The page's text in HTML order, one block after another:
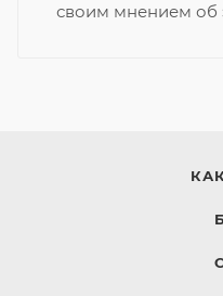
своим мнением об